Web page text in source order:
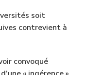
soit
contrevient à
convoqué